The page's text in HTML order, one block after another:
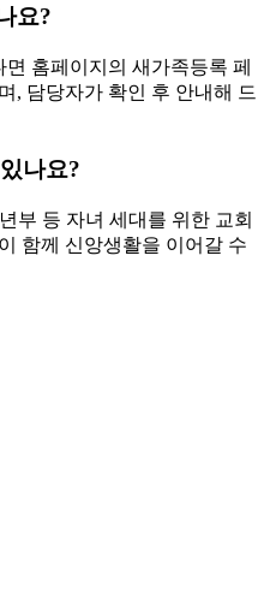
요?
홈페이지의 새가족등록 페
, 담당자가 확인 후 안내해 드
나요?
부 등 자녀 세대를 위한 교회
함께 신앙생활을 이어갈 수